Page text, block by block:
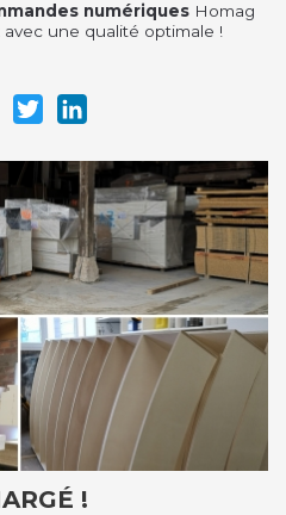
numériquesHomag
une qualité optimale !
Facebook
Twitter
!